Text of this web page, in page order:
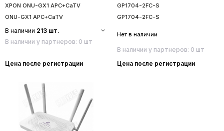
XPON ONU-GX1 APC+CaTV
ONU-GX1 APC+CaTV
В наличии 213 шт.
В наличии у партнеров: 0 шт
Цена после регистрации
GP1704-2FC-S
GP1704-2FC-S
Нет в наличии
В наличии у партнеров: 0 шт
Цена после регистрации